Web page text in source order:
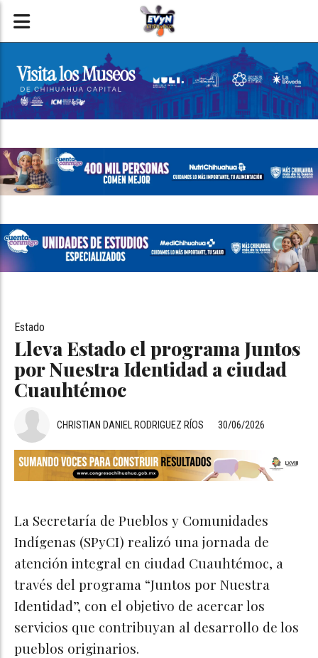
Lleva Estado el programa Juntos
por Nuestra Identidad a ciudad
Cuauhtémoc
Estado
30/06/2026
CHRISTIAN DANIEL RODRIGUEZ RÍOS
La Secretaría de Pueblos y Comunidades
Indígenas (SPyCI) realizó una jornada de
atención integral en ciudad Cuauhtémoc, a
través del programa “Juntos por Nuestra
Identidad”, con el objetivo de acercar los
servicios que contribuyan al desarrollo de los
pueblos originarios.